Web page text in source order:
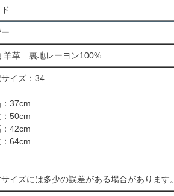
羊革 裏地レーヨン100%
イズ：34
：37cm
50cm
42cm
64cm
イズには多少の誤差がある場合があります。